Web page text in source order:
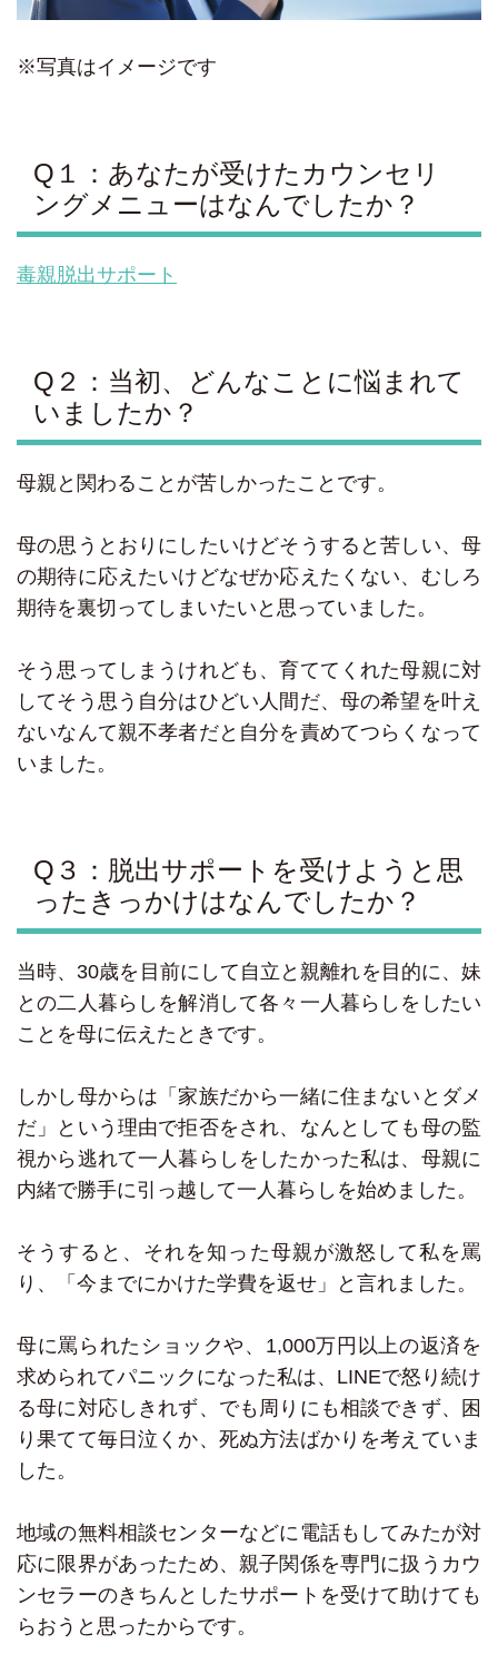
※写真はイメージです
Q１：あなたが受けたカウンセリ
ングメニューはなんでしたか？
毒親脱出サポート
Q２：当初、どんなことに悩まれて
いましたか？
母親と関わることが苦しかったことです。
母の思うとおりにしたいけどそうすると苦しい、母
の期待に応えたいけどなぜか応えたくない、むしろ
期待を裏切ってしまいたいと思っていました。
そう思ってしまうけれども、育ててくれた母親に対
してそう思う自分はひどい人間だ、母の希望を叶え
ないなんて親不孝者だと自分を責めてつらくなって
いました。
Q３：脱出サポートを受けようと思
ったきっかけはなんでしたか？
当時、30歳を目前にして自立と親離れを目的に、妹
との二人暮らしを解消して各々一人暮らしをしたい
ことを母に伝えたときです。
しかし母からは「家族だから一緒に住まないとダメ
だ」という理由で拒否をされ、なんとしても母の監
視から逃れて一人暮らしをしたかった私は、母親に
内緒で勝手に引っ越して一人暮らしを始めました。
そうすると、それを知った母親が激怒して私を罵
り、「今までにかけた学費を返せ」と言れました。
母に罵られたショックや、1,000万円以上の返済を
求められてパニックになった私は、LINEで怒り続け
る母に対応しきれず、でも周りにも相談できず、困
り果てて毎日泣くか、死ぬ方法ばかりを考えていま
した。
地域の無料相談センターなどに電話もしてみたが対
応に限界があったため、親子関係を専門に扱うカウ
ンセラーのきちんとしたサポートを受けて助けても
らおうと思ったからです。